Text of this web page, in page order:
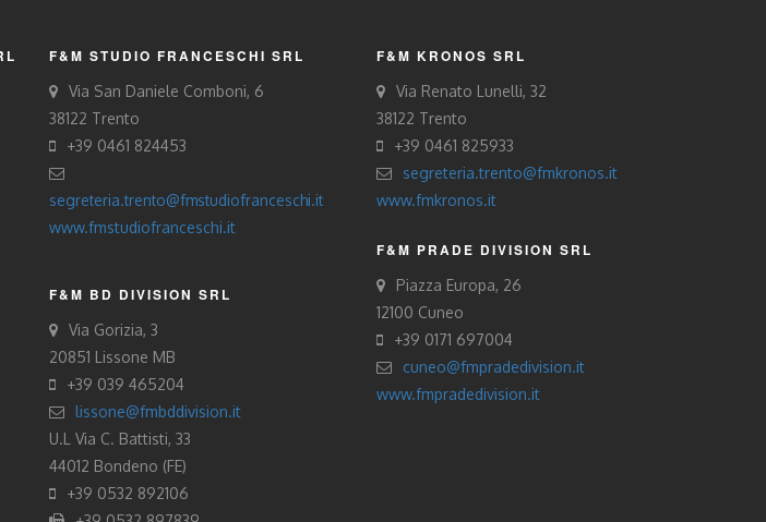
F&M STUDIO FRANCESCHI SRL
Via San Daniele Comboni, 6
38122 Trento
+39 0461 824453
segreteria.trento@fmstudiofranceschi.it
www.fmstudiofranceschi.it
F&M BD DIVISION SRL
Via Gorizia, 3
20851 Lissone MB
+39 039 465204
lissone@fmbddivision.it
U.L Via C. Battisti, 33
44012 Bondeno (FE)
+39 0532 892106
F&M KRONOS SRL
Via Renato Lunelli, 32
38122 Trento
+39 0461 825933
segreteria.trento@fmkronos.it
www.fmkronos.it
F&M PRADE DIVISION SRL
Piazza Europa, 26
12100 Cuneo
+39 0171 697004
cuneo@fmpradedivision.it
www.fmpradedivision.it